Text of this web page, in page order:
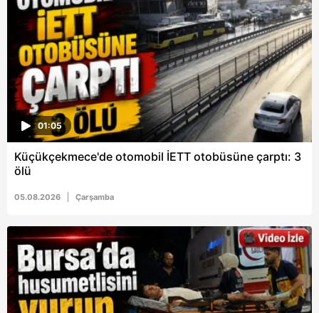
6698 sayılı Kişisel Verilerin Korunması Kanunu uyarınca
hazırlanmış Aydınlatma Metnimizi okumak ve sitemizde
ilgili mevzuata uygun olarak kullanılan çerezlerle ilgili bilgi
almak için lütfen tıklayınız
01:05
Küçükçekmece'de otomobil İETT otobüsüne çarptı: 3
ölü
05.08.2026 Çarşamba